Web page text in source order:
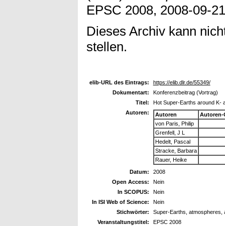
EPSC 2008, 2008-09-
Dieses Archiv kann
stellen.
elib-URL des Eintrags:
https://elib.dlr.de/55349/
Dokumentart:
Konferenzbeitrag (Vortrag)
Titel:
Hot Super-Earths around K-
Autoren:
Autoren
Autoren-
von Paris, Philip
Grenfell, J L
Hedelt, Pascal
Stracke, Barbara
Rauer, Heike
Datum:
2008
Open Access:
Nein
In SCOPUS:
Nein
In ISI Web of Science:
Nein
Stichwörter:
Super-Earths, atmospheres,
Veranstaltungstitel:
EPSC 2008